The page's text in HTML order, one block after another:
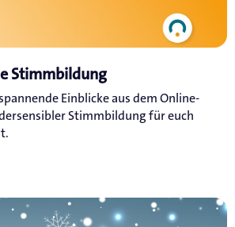
Stimmbildung
Einblicke aus dem Online-
Stimmbildung für euch